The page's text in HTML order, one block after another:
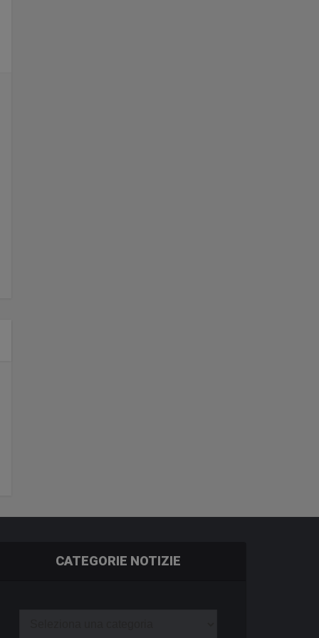
CATEGORIE NOTIZIE